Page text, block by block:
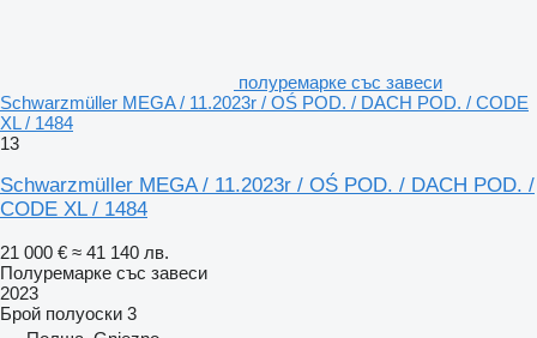
полуремарке със завеси
Schwarzmüller MEGA / 11.2023r / OŚ POD. / DACH POD. / CODE
XL / 1484
13
Schwarzmüller MEGA / 11.2023r / OŚ POD. / DACH POD. /
CODE XL / 1484
21 000 € ≈ 41 140 лв.
Полуремарке със завеси
2023
Брой полуоски 3